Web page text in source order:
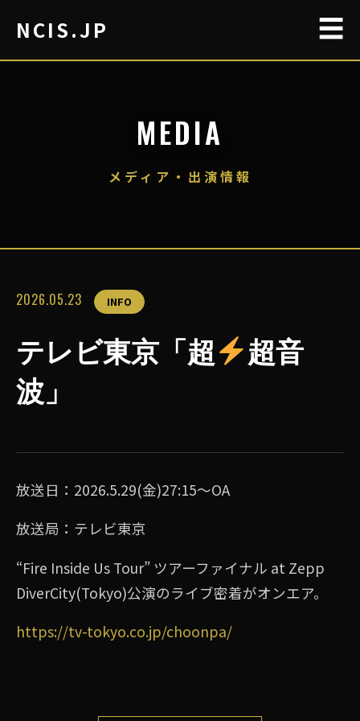
NCIS.JP ☰
MEDIA
メディア・出演情報
2026.05.23 INFO
テレビ東京「超
超音
波」
放送日：2026.5.29(金)27:15〜OA
放送局：テレビ東京
“Fire Inside Us Tour” ツアーファイナル at Zepp
DiverCity(Tokyo)公演のライブ密着がオンエア。
https://tv-tokyo.co.jp/choonpa/